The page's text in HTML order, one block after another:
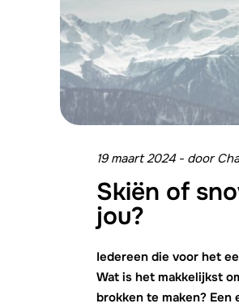
19 maart 2024 - door
Skiën of
jou?
Iedereen die voor het
Wat is het makkelijkst
brokken te maken?